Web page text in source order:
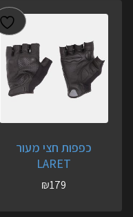
כפפות חצי מעור
LARET
₪179